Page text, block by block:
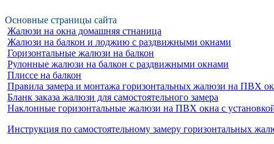
Основные страницы сайта
Жалюзи на окна домашняя стнаница
Жалюзи на балкон и лоджию c раздвижными окнами
Горизонтальные жалюзи на балкон
Рулонные жалюзи на балкон с раздвижными окнами
Плиссе на балкон
Правила замера и монтажа горизонтальных жалюзи на ПВХ
Бланк заказа жалюзи для самостоятельного замера
Наклонные горизонтальные жалюзи на ПВХ окна с
Инструкция по самостоятельному замеру горизонтальных